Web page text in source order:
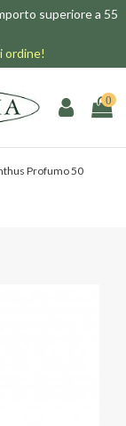
superiore a 55
ordine!
0
Profumo 50